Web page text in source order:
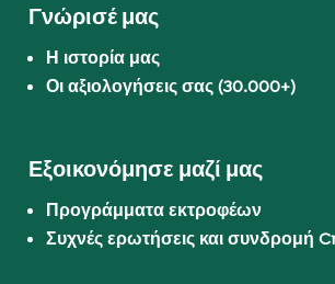
Γνώρισέ μας
Η ιστορία μας
Οι αξιολογήσεις σας (30.000+)
Εξοικονόμησε μαζί μας
Προγράμματα εκτροφέων
Συχνές ερωτήσεις και συνδρομή